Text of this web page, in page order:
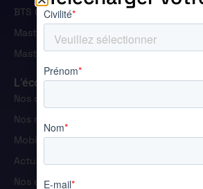
BTS Gestion de la PME
Master Ressources Humaines
Master Manager Commercial et
L’école
Nos campus
Nos résultats
Mobiltés et handicap
Actualités
Nos offres d'emploi